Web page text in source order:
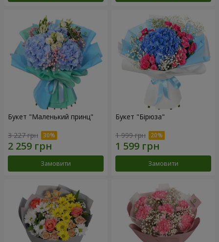
Букет "Маленький принц"
3 227 грн
Замовити
Букет "Бірюза"
1 999 грн
Замовити